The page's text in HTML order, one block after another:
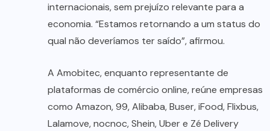
internacionais, sem prejuízo relevante para a
economia. “Estamos retornando a um status do
qual não deveríamos ter saído”, afirmou.
A Amobitec, enquanto representante de
plataformas de comércio online, reúne empresas
como Amazon, 99, Alibaba, Buser, iFood, Flixbus,
Lalamove, nocnoc, Shein, Uber e Zé Delivery